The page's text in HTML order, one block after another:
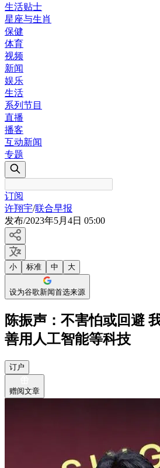
生活贴士
星座与生肖
保健
体育
视频
新闻
娱乐
生活
系列节目
直播
播客
互动新闻
专题
订阅
许翔宇/联合早报
发布/2023年5月4日 05:00
小 标准 中 大
设为谷歌新闻首选来源
陈振声：不害怕或回避
善用人工智能等科技
订户
赠阅文章